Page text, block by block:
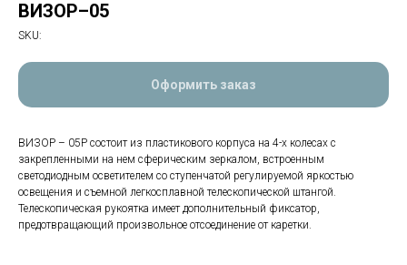
ВИЗОР–05
SKU:
Оформить заказ
ВИЗОР – 05Р состоит из пластикового корпуса на 4-х колесах с
закрепленными на нем сферическим зеркалом, встроенным
светодиодным осветителем со ступенчатой регулируемой яркостью
освещения и съемной легкосплавной телескопической штангой.
Телескопическая рукоятка имеет дополнительный фиксатор,
предотвращающий произвольное отсоединение от каретки.